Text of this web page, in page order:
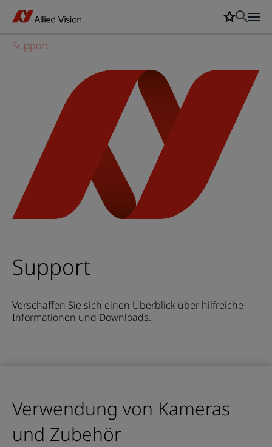
Support
Support
Verschaffen Sie sich einen Überblick über hilfreiche
Informationen und Downloads.
Verwendung von Kameras
und Zubehör